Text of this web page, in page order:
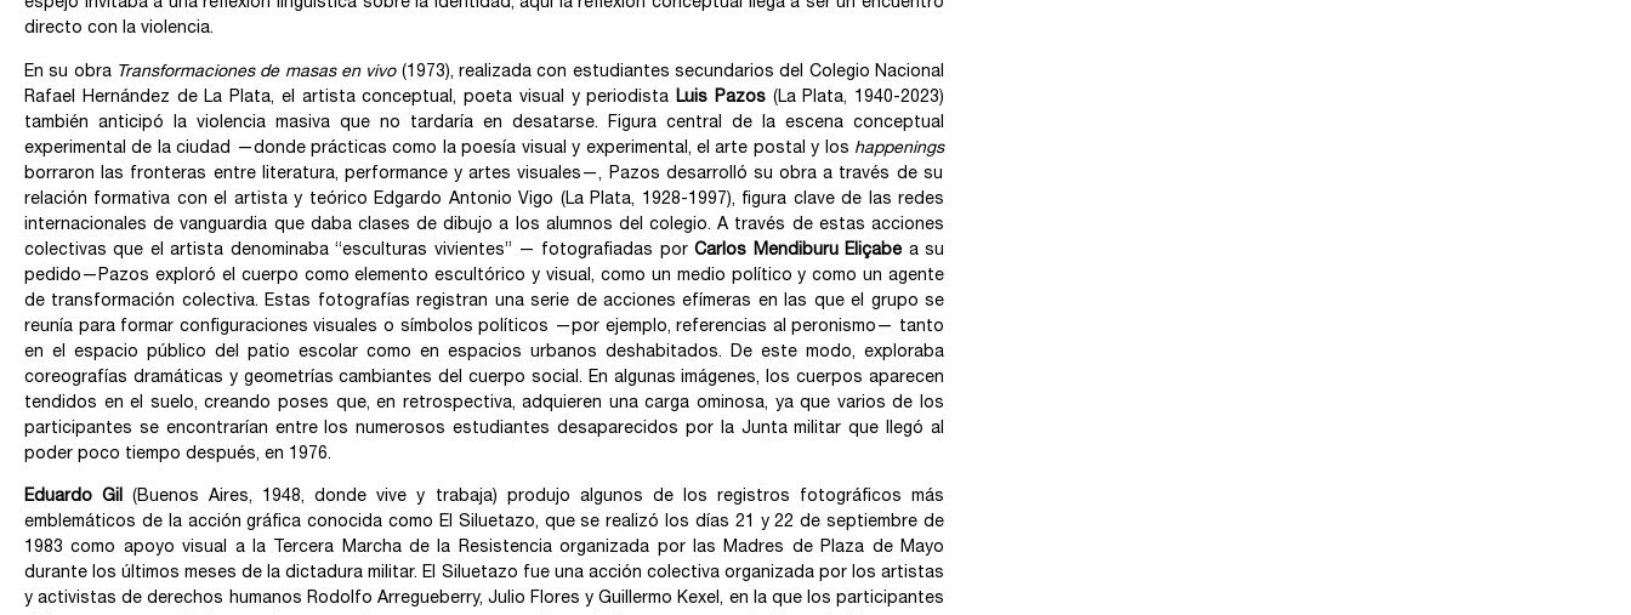
espejo invitaba a una reflexión lingüística sobre la identidad, aquí la reflexión conceptual llega a ser un encuentro
directo con la violencia.
En su obra Transformaciones de masas en vivo(1973), realizada con estudiantes secundarios del Colegio Nacional
Rafael Hernández de La Plata, el artista conceptual, poeta visual y periodista Luis Pazos(La Plata, 1940-2023)
también anticipó la violencia masiva que no tardaría en desatarse. Figura central de la escena conceptual
experimental de la ciudad —donde prácticas como la poesía visual y experimental, el arte postal y los happenings
borraron las fronteras entre literatura, performance y artes visuales—, Pazos desarrolló su obra a través de su
relación formativa con el artista y teórico Edgardo Antonio Vigo (La Plata, 1928-1997), figura clave de las redes
internacionales de vanguardia que daba clases de dibujo a los alumnos del colegio. A través de estas acciones
colectivas que el artista denominaba “esculturas vivientes” — fotografiadas porCarlos Mendiburu Eliçabea su
pedido—Pazos exploró el cuerpo como elemento escultórico y visual, como un medio político y como un agente
de transformación colectiva. Estas fotografías registran una serie de acciones efímeras en las que el grupo se
reunía para formar configuraciones visuales o símbolos políticos —por ejemplo, referencias al peronismo— tanto
en el espacio público del patio escolar como en espacios urbanos deshabitados. De este modo, exploraba
coreografías dramáticas y geometrías cambiantes del cuerpo social. En algunas imágenes, los cuerpos aparecen
tendidos en el suelo, creando poses que, en retrospectiva, adquieren una carga ominosa, ya que varios de los
participantes se encontrarían entre los numerosos estudiantes desaparecidos por la Junta militar que llegó al
poder poco tiempo después, en 1976.
Eduardo Gil (Buenos Aires, 1948, donde vive y trabaja) produjo algunos de los registros fotográficos más
emblemáticos de la acción gráfica conocida como El Siluetazo, que se realizó los días 21 y 22 de septiembre de
1983 como apoyo visual a la Tercera Marcha de la Resistencia organizada por las Madres de Plaza de Mayo
durante los últimos meses de la dictadura militar. El Siluetazo fue una acción colectiva organizada por los artistas
y activistas de derechos humanos Rodolfo Arregueberry, Julio Flores y Guillermo Kexel, en la que los participantes